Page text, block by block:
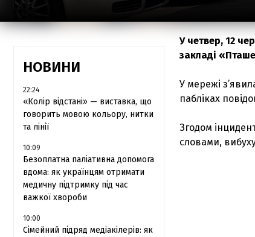
НОВИНИ
22:24
«Колір відстані» — виставка, що
говорить мовою кольору, нитки
та лінії
10:09
Безоплатна паліативна допомога
вдома: як українцям отримати
медичну підтримку під час
важкої хвороби
10:00
Сімейний підряд медіакілерів: як
У четвер, 12
закладі
У мережі
пабліках
Згодом
словами,